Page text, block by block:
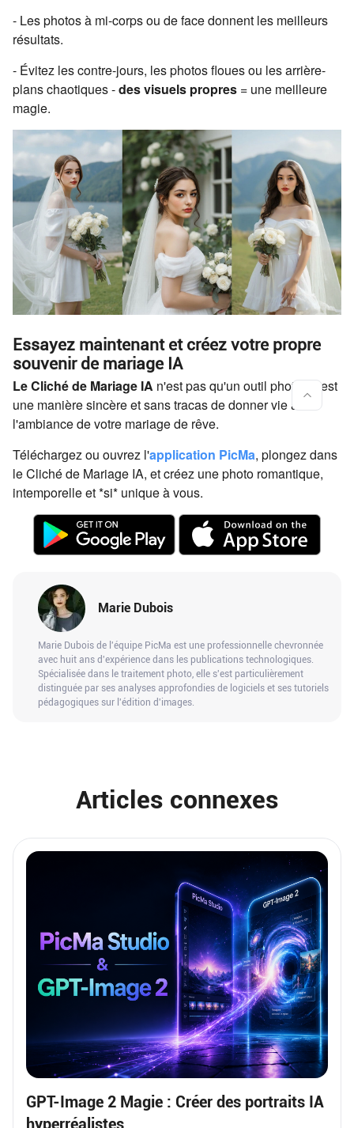
- Les photos à mi-corps ou de face donnent les meilleurs
résultats.
- Évitez les contre-jours, les photos floues ou les arrière-
plans chaotiques -des visuels propres = une meilleure
magie.
Essayez maintenant et créez votre propre
souvenir de mariage IA
Le Cliché de Mariage IA n'est pas qu'un outil photo - c'est
une manière sincère et sans tracas de donner vie à
l'ambiance de votre mariage de rêve.
Téléchargez ou ouvrez l'application PicMa, plongez dans
le Cliché de Mariage IA, et créez une photo romantique,
intemporelle et *si* unique à vous.
Marie Dubois
Marie Dubois de l'équipe PicMa est une professionnelle chevronnée
avec huit ans d'expérience dans les publications technologiques.
Spécialisée dans le traitement photo, elle s'est particulièrement
distinguée par ses analyses approfondies de logiciels et ses tutoriels
pédagogiques sur l'édition d'images.
Articles connexes
GPT-Image 2 Magie : Créer des portraits IA
hyperréalistes